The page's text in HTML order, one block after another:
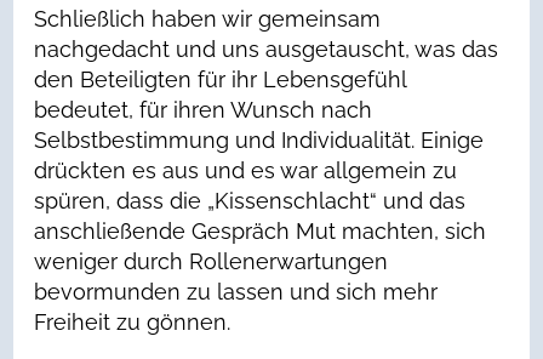
Schließlich haben wir gemeinsam
nachgedacht und uns ausgetauscht, was das
den Beteiligten für ihr Lebensgefühl
bedeutet, für ihren Wunsch nach
Selbstbestimmung und Individualität. Einige
drückten es aus und es war allgemein zu
spüren, dass die „Kissenschlacht“ und das
anschließende Gespräch Mut machten, sich
weniger durch Rollenerwartungen
bevormunden zu lassen und sich mehr
Freiheit zu gönnen.